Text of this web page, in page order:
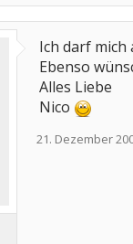
Ich darf mich
Ebenso
Alles Liebe
Nico
21. Dezember